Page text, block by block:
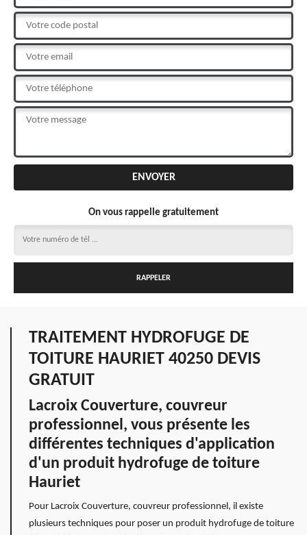
On vous rappelle gratuitement
TRAITEMENT HYDROFUGE DE
TOITURE HAURIET 40250 DEVIS
GRATUIT
Lacroix Couverture, couvreur
professionnel, vous présente les
différentes techniques d'application
d'un produit hydrofuge de toiture
Hauriet
Pour Lacroix Couverture, couvreur professionnel, il existe
plusieurs techniques pour poser un produit hydrofuge de toiture